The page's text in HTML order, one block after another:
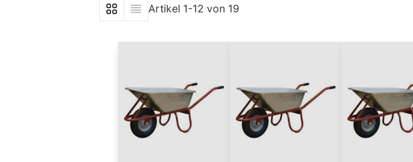
Anzeigen als
ListeListe
Artikel 1-12 von 19